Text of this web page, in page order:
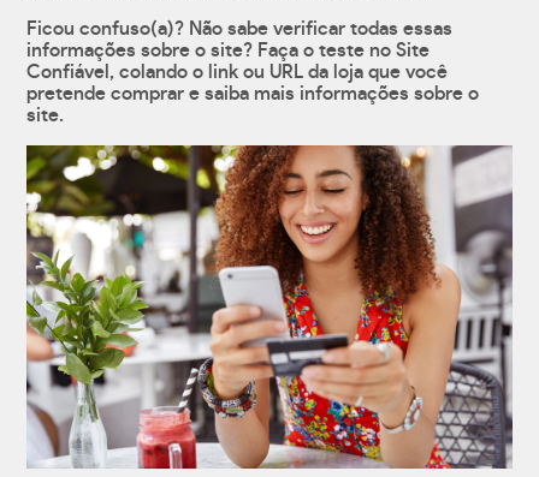
Ficou confuso(a)? Não sabe verificar todas essas
informações sobre o site? Faça o teste no Site
Confiável, colando o link ou URL da loja que você
pretende comprar e saiba mais informações sobre o
site.